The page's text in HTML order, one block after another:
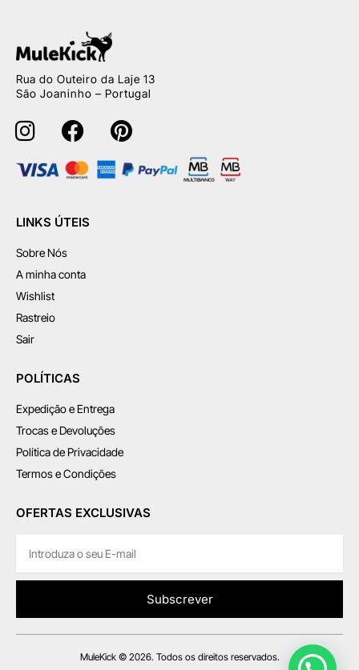
Rua do Outeiro da Laje 13
São Joaninho – Portugal
LINKS ÚTEIS
Sobre Nós
A minha conta
Wishlist
Rastreio
Sair
POLÍTICAS
Expedição e Entrega
Trocas e Devoluções
Política de Privacidade
Termos e Condições
OFERTAS EXCLUSIVAS
Subscrever
MuleKick © 2026. Todos os direitos reservados.